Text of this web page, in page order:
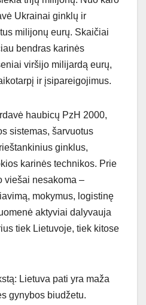
Ukrainai ginklų ir
milijonų eurų. Skaičiai
bendras karinės
viršijo milijardą eurų,
ir įsipareigojimus.
haubicų PzH 2000,
sistemas, šarvuotus
ginklus,
karinės technikos. Prie
viešai nesakoma –
mokymus, logistinę
aktyviai dalyvauja
tiek Lietuvoje, tiek kitose
Lietuva pati yra maža
gynybos biudžetu.